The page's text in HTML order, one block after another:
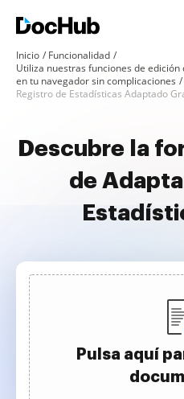
Inicio
Funcionalidad
Utiliza nuestras funciones de
en tu navegador sin complicaciones
Registro de Estadísticas Adaptado
Descubre la
de
Pulsa aquí